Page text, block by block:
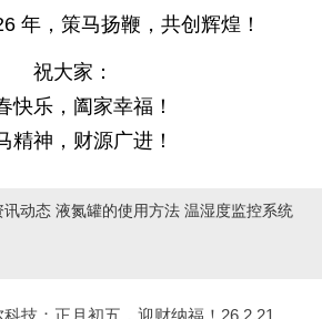
年，策马扬鞭，共创辉煌！
祝大家：
快乐，阖家幸福！
精神，财源广进！
讯动态 液氮罐的使用方法 温湿度监控系统
技：正月初五，迎财纳福！26.2.21